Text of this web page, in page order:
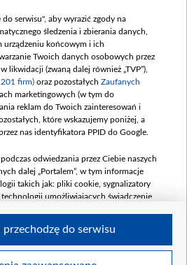
serwisu", aby wyrazić zgody na
śledzenia i zbierania danych,
urządzeniu końcowym i ich
Twoich danych osobowych przez
likwidacji (zwaną dalej również „TVP”),
firm) oraz pozostałych Zaufanych
marketingowych (w tym do
reklam do Twoich zainteresowań i
które wskazujemy poniżej, a
nas identyfikatora PPID do Google.
odwiedzania przez Ciebie naszych
dalej „Portalem”, w tym informacje
takich jak: pliki cookie, sygnalizatory
umożliwiających świadczenie
odwiedzania przez Ciebie
do serwisu